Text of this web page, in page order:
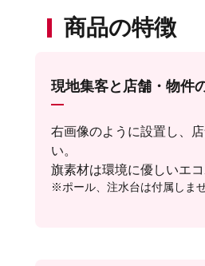
商品の特徴
現地集客と店舗・物件
右画像のように設置し、
い。
旗素材は環境に優しいエ
※ポール、注水台は付属しま